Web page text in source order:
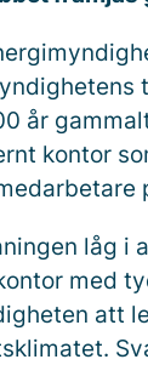
år
kontor
låg i
med
att